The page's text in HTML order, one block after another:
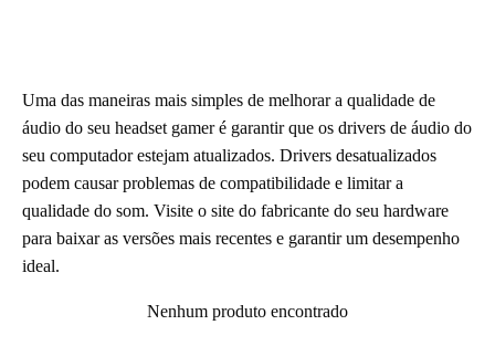
Uma das maneiras mais simples de melhorar a qualidade de
áudio do seu headset gamer é garantir que os drivers de áudio do
seu computador estejam atualizados. Drivers desatualizados
podem causar problemas de compatibilidade e limitar a
qualidade do som. Visite o site do fabricante do seu hardware
para baixar as versões mais recentes e garantir um desempenho
ideal.
Nenhum produto encontrado